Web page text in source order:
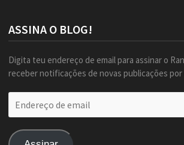
ASSINA O BLOG!
Digita teu endereço de email para assinar o
receber notificações de novas publicações por
de